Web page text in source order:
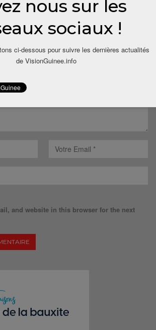
and website in this browser for the next
nous sur les
sociaux !
ci-dessous pour suivre les dernières actualités
de VisionGuinee.info